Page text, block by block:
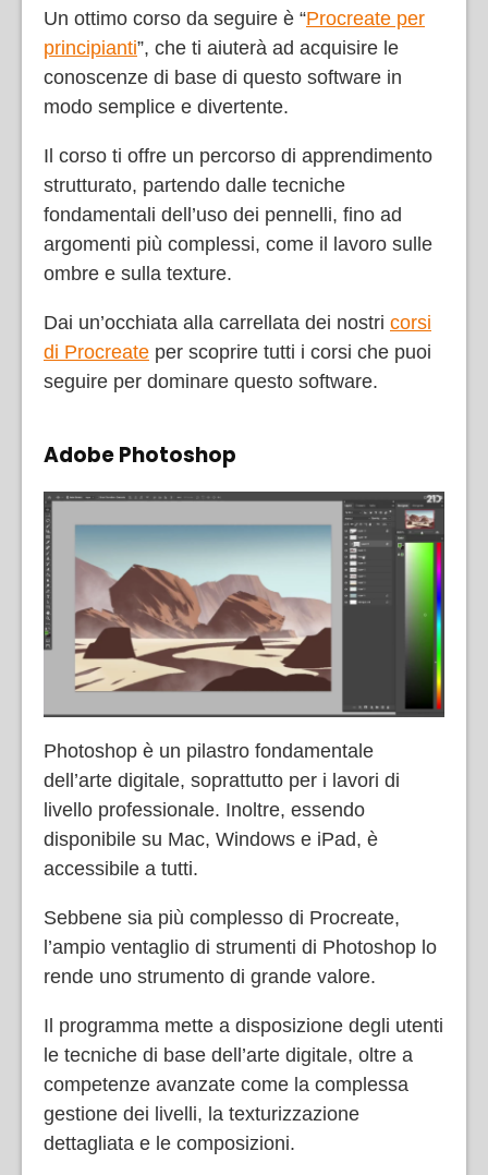
Un ottimo corso da seguire è “Procreate per
principianti”, che ti aiuterà ad acquisire le
conoscenze di base di questo software in
modo semplice e divertente.
Il corso ti offre un percorso di apprendimento
strutturato, partendo dalle tecniche
fondamentali dell’uso dei pennelli, fino ad
argomenti più complessi, come il lavoro sulle
ombre e sulla texture.
Dai un’occhiata alla carrellata dei nostri corsi
di Procreate per scoprire tutti i corsi che puoi
seguire per dominare questo software.
Adobe Photoshop
Photoshop è un pilastro fondamentale
dell’arte digitale, soprattutto per i lavori di
livello professionale. Inoltre, essendo
disponibile su Mac, Windows e iPad, è
accessibile a tutti.
Sebbene sia più complesso di Procreate,
l’ampio ventaglio di strumenti di Photoshop lo
rende uno strumento di grande valore.
Il programma mette a disposizione degli utenti
le tecniche di base dell’arte digitale, oltre a
competenze avanzate come la complessa
gestione dei livelli, la texturizzazione
dettagliata e le composizioni.